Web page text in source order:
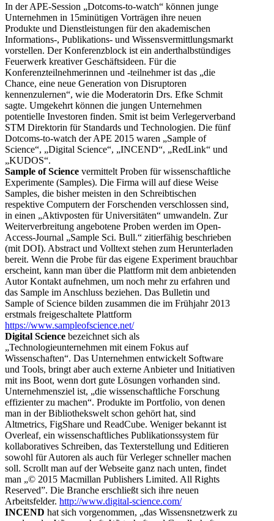
In der APE-Session „Dotcoms-to-watch“ können junge
Unternehmen in 15minütigen Vorträgen ihre neuen
Produkte und Dienstleistungen für den akademischen
Informations-, Publikations- und Wissensvermittlungsmarkt
vorstellen. Der Konferenzblock ist ein anderthalbstündiges
Feuerwerk kreativer Geschäftsideen. Für die
Konferenzteilnehmerinnen und -teilnehmer ist das „die
Chance, eine neue Generation von Disruptoren
kennenzulernen“, wie die Moderatorin Drs. Efke Schmit
sagte. Umgekehrt können die jungen Unternehmen
potentielle Investoren finden. Smit ist beim Verlegerverband
STM Direktorin für Standards und Technologien. Die fünf
Dotcoms-to-watch der APE 2015 waren „Sample of
Science“, „Digital Science“, „INCEND“, „RedLink“ und
„KUDOS“.
Sample of Science vermittelt Proben für wissenschaftliche
Experimente (Samples). Die Firma will auf diese Weise
Samples, die bisher meisten in den Schreibtischen
respektive Computern der Forschenden verschlossen sind,
in einen „Aktivposten für Universitäten“ umwandeln. Zur
Weiterverbreitung angebotene Proben werden im Open-
Access-Journal „Sample Sci. Bull.“ zitierfähig beschrieben
(mit DOI). Abstract und Volltext stehen zum Herunterladen
bereit. Wenn die Probe für das eigene Experiment brauchbar
erscheint, kann man über die Plattform mit dem anbietenden
Autor Kontakt aufnehmen, um noch mehr zu erfahren und
das Sample im Anschluss beziehen. Das Bulletin und
Sample of Science bilden zusammen die im Frühjahr 2013
erstmals freigeschaltete Plattform
https://www.sampleofscience.net/
Digital Science bezeichnet sich als
„Technologieunternehmen mit einem Fokus auf
Wissenschaften“. Das Unternehmen entwickelt Software
und Tools, bringt aber auch externe Anbieter und Initiativen
mit ins Boot, wenn dort gute Lösungen vorhanden sind.
Unternehmensziel ist, „die wissenschaftliche Forschung
effizienter zu machen“. Produkte im Portfolio, von denen
man in der Bibliothekswelt schon gehört hat, sind
Altmetrics, FigShare und ReadCube. Weniger bekannt ist
Overleaf, ein wissenschaftliches Publikationssystem für
kollaboratives Schreiben, das Texterstellung und Editieren
sowohl für Autoren als auch für Verleger schneller machen
soll. Scrollt man auf der Webseite ganz nach unten, findet
man „© 2015 Macmillan Publishers Limited. All Rights
Reserved”. Die Branche erschließt sich ihre neuen
Arbeitsfelder. http://www.digital-science.com/
INCEND hat sich vorgenommen, „das Wissensnetzwerk zu